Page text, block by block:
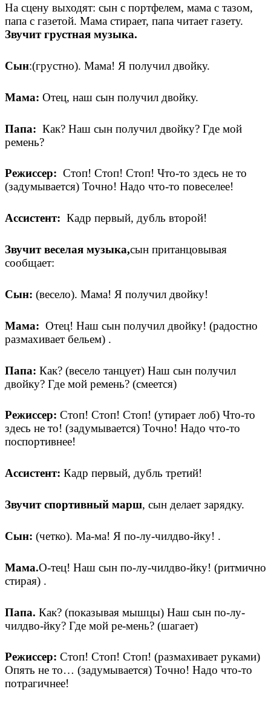
На сцену выходят: сын с портфелем, мама с тазом,
папа с газетой. Мама стирает, папа читает газету.
Звучит грустная музыка.
Сын:(грустно). Мама! Я получил двойку.
Мама: Отец, наш сын получил двойку.
Папа: Как? Наш сын получил двойку? Где мой
ремень?
Режиссер: Стоп! Стоп! Стоп! Что-то здесь не то
(задумывается) Точно! Надо что-то повеселее!
Ассистент: Кадр первый, дубль второй!
Звучит веселая музыка,сын пританцовывая
сообщает:
Сын: (весело). Мама! Я получил двойку!
Мама: Отец! Наш сын получил двойку! (радостно
размахивает бельем) .
Папа: Как? (весело танцует) Наш сын получил
двойку? Где мой ремень? (смеется)
Режиссер: Стоп! Стоп! Стоп! (утирает лоб) Что-то
здесь не то! (задумывается) Точно! Надо что-то
поспортивнее!
Ассистент: Кадр первый, дубль третий!
Звучит спортивный марш, сын делает зарядку.
Сын: (четко). Ма-ма! Я по-лу-чилдво-йку! .
Мама.О-тец! Наш сын по-лу-чилдво-йку! (ритмично
стирая) .
Папа. Как? (показывая мышцы) Наш сын по-лу-
чилдво-йку? Где мой ре-мень? (шагает)
Режиссер: Стоп! Стоп! Стоп! (размахивает руками)
Опять не то… (задумывается) Точно! Надо что-то
потрагичнее!